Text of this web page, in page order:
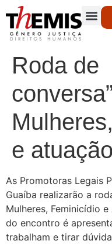
Roda de
e
As Promotoras Legais
Guaíba realizarão a
Mulheres, Feminicídio
do encontro é
trabalham e tirar